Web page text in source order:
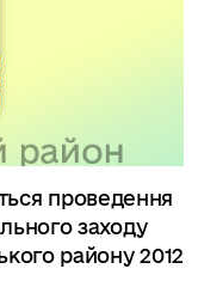
проведення
заходу
району 2012